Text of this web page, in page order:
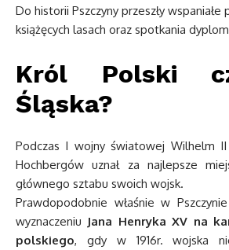
Do historii Pszczyny przeszły
książęcych lasach oraz spotkania
Król Polski
Śląska?
Podczas I wojny światowej Wilhelm II
Hochbergów uznał za najlepsze
głównego sztabu swoich wojsk.
Prawdopodobnie właśnie w
wyznaczeniu Jana Henryka XV na
polskiego, gdy w 1916r. wojska